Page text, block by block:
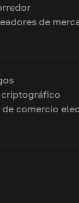
de
criptográfico
comercio